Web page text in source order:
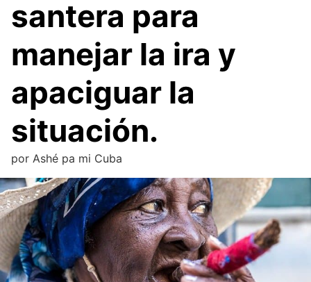
santera para
manejar la ira y
apaciguar la
situación.
por Ashé pa mi Cuba